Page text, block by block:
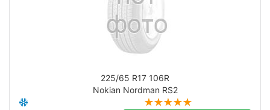
225/65 R17 106R
Nokian Nordman RS2